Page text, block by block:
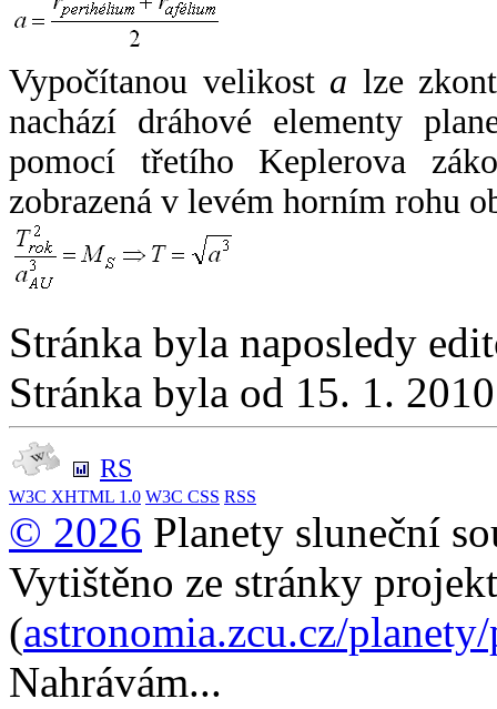
Vypočítanou velikost a lze
nachází dráhové elementy
pomocí třetího Keplerova
zobrazená v levém horním rohu
Stránka byla naposledy
Stránka byla od 15. 1.
RS
W3C XHTML 1.0 W3C CSS RSS
© 2026 Planety sluneční
Vytištěno ze stránky
(astronomia.zcu.cz/
Nahrávám...